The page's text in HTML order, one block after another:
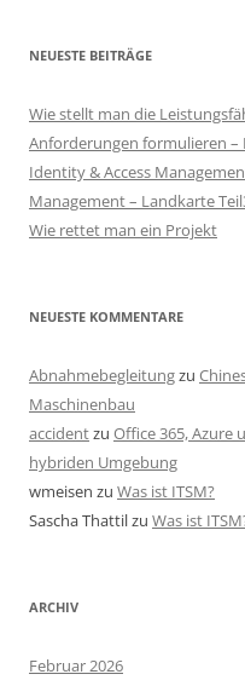
NEUESTE BEITRÄGE
Wie stellt man die
Anforderungen formulieren –
Identity & Access
Management – Landkarte
Wie rettet man ein Projekt
NEUESTE KOMMENTARE
Abnahmebegleitungzu
Maschinenbau
accidentzu Office 365, Azure
hybriden Umgebung
wmeisen zu Was ist ITSM?
Sascha Thattilzu Was ist
ARCHIV
Februar 2026